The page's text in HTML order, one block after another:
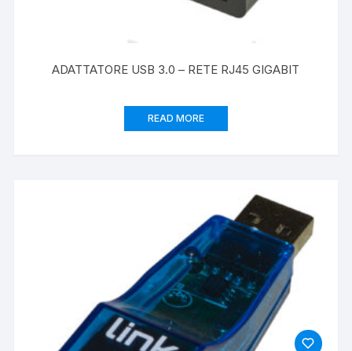
ADATTATORE USB 3.0 – RETE RJ45 GIGABIT
READ MORE